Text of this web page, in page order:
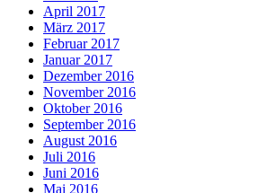
April 2017
März 2017
Februar 2017
Januar 2017
Dezember 2016
November 2016
Oktober 2016
September 2016
August 2016
Juli 2016
Juni 2016
Mai 2016